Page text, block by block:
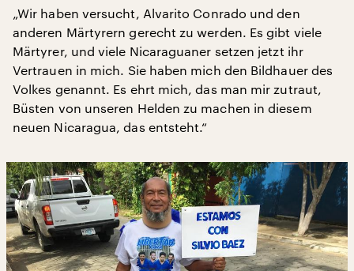
„Wir haben versucht, Alvarito Conrado und den
anderen Märtyrern gerecht zu werden. Es gibt viele
Märtyrer, und viele Nicaraguaner setzen jetzt ihr
Vertrauen in mich. Sie haben mich den Bildhauer des
Volkes genannt. Es ehrt mich, das man mir zutraut,
Büsten von unseren Helden zu machen in diesem
neuen Nicaragua, das entsteht.“